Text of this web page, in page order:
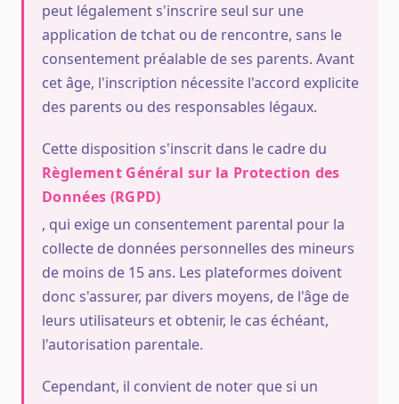
peut légalement s'inscrire seul sur une
application de tchat ou de rencontre, sans le
consentement préalable de ses parents. Avant
cet âge, l'inscription nécessite l'accord explicite
des parents ou des responsables légaux.
Cette disposition s'inscrit dans le cadre du
Règlement Général sur la Protection des
Données (RGPD)
, qui exige un consentement parental pour la
collecte de données personnelles des mineurs
de moins de 15 ans. Les plateformes doivent
donc s'assurer, par divers moyens, de l'âge de
leurs utilisateurs et obtenir, le cas échéant,
l'autorisation parentale.
Cependant, il convient de noter que si un